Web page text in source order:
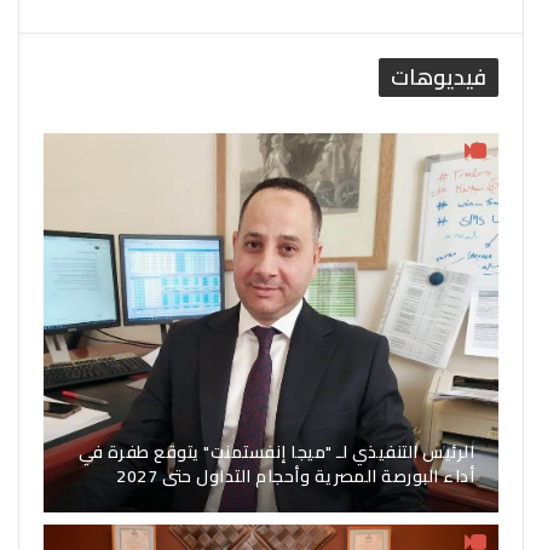
فيديوهات
الرئيس التنفيذي لـ "ميجا إنفستمنت" يتوقع طفرة في
أداء البورصة المصرية وأحجام التداول حتى 2027